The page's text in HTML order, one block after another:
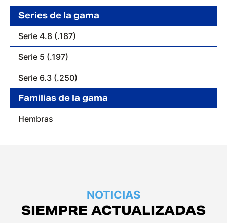
Series de la gama
Serie 4.8 (.187)
Serie 5 (.197)
Serie 6.3 (.250)
Familias de la gama
Hembras
NOTICIAS
SIEMPRE ACTUALIZADAS